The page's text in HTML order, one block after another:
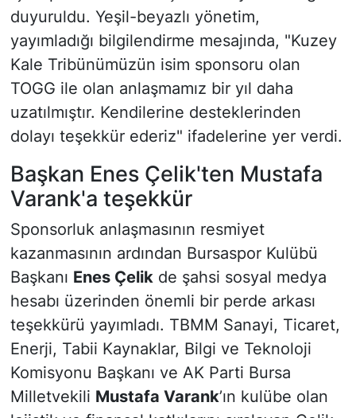
duyuruldu. Yeşil-beyazlı yönetim,
yayımladığı bilgilendirme mesajında, "Kuzey
Kale Tribünümüzün isim sponsoru olan
TOGG ile olan anlaşmamız bir yıl daha
uzatılmıştır. Kendilerine desteklerinden
dolayı teşekkür ederiz" ifadelerine yer verdi.
Başkan Enes Çelik'ten Mustafa
Varank'a teşekkür
Sponsorluk anlaşmasının resmiyet
kazanmasının ardından Bursaspor Kulübü
Başkanı Enes Çelikde şahsi sosyal medya
hesabı üzerinden önemli bir perde arkası
teşekkürü yayımladı. TBMM Sanayi, Ticaret,
Enerji, Tabii Kaynaklar, Bilgi ve Teknoloji
Komisyonu Başkanı ve AK Parti Bursa
Milletvekili Mustafa Varank’ın kulübe olan